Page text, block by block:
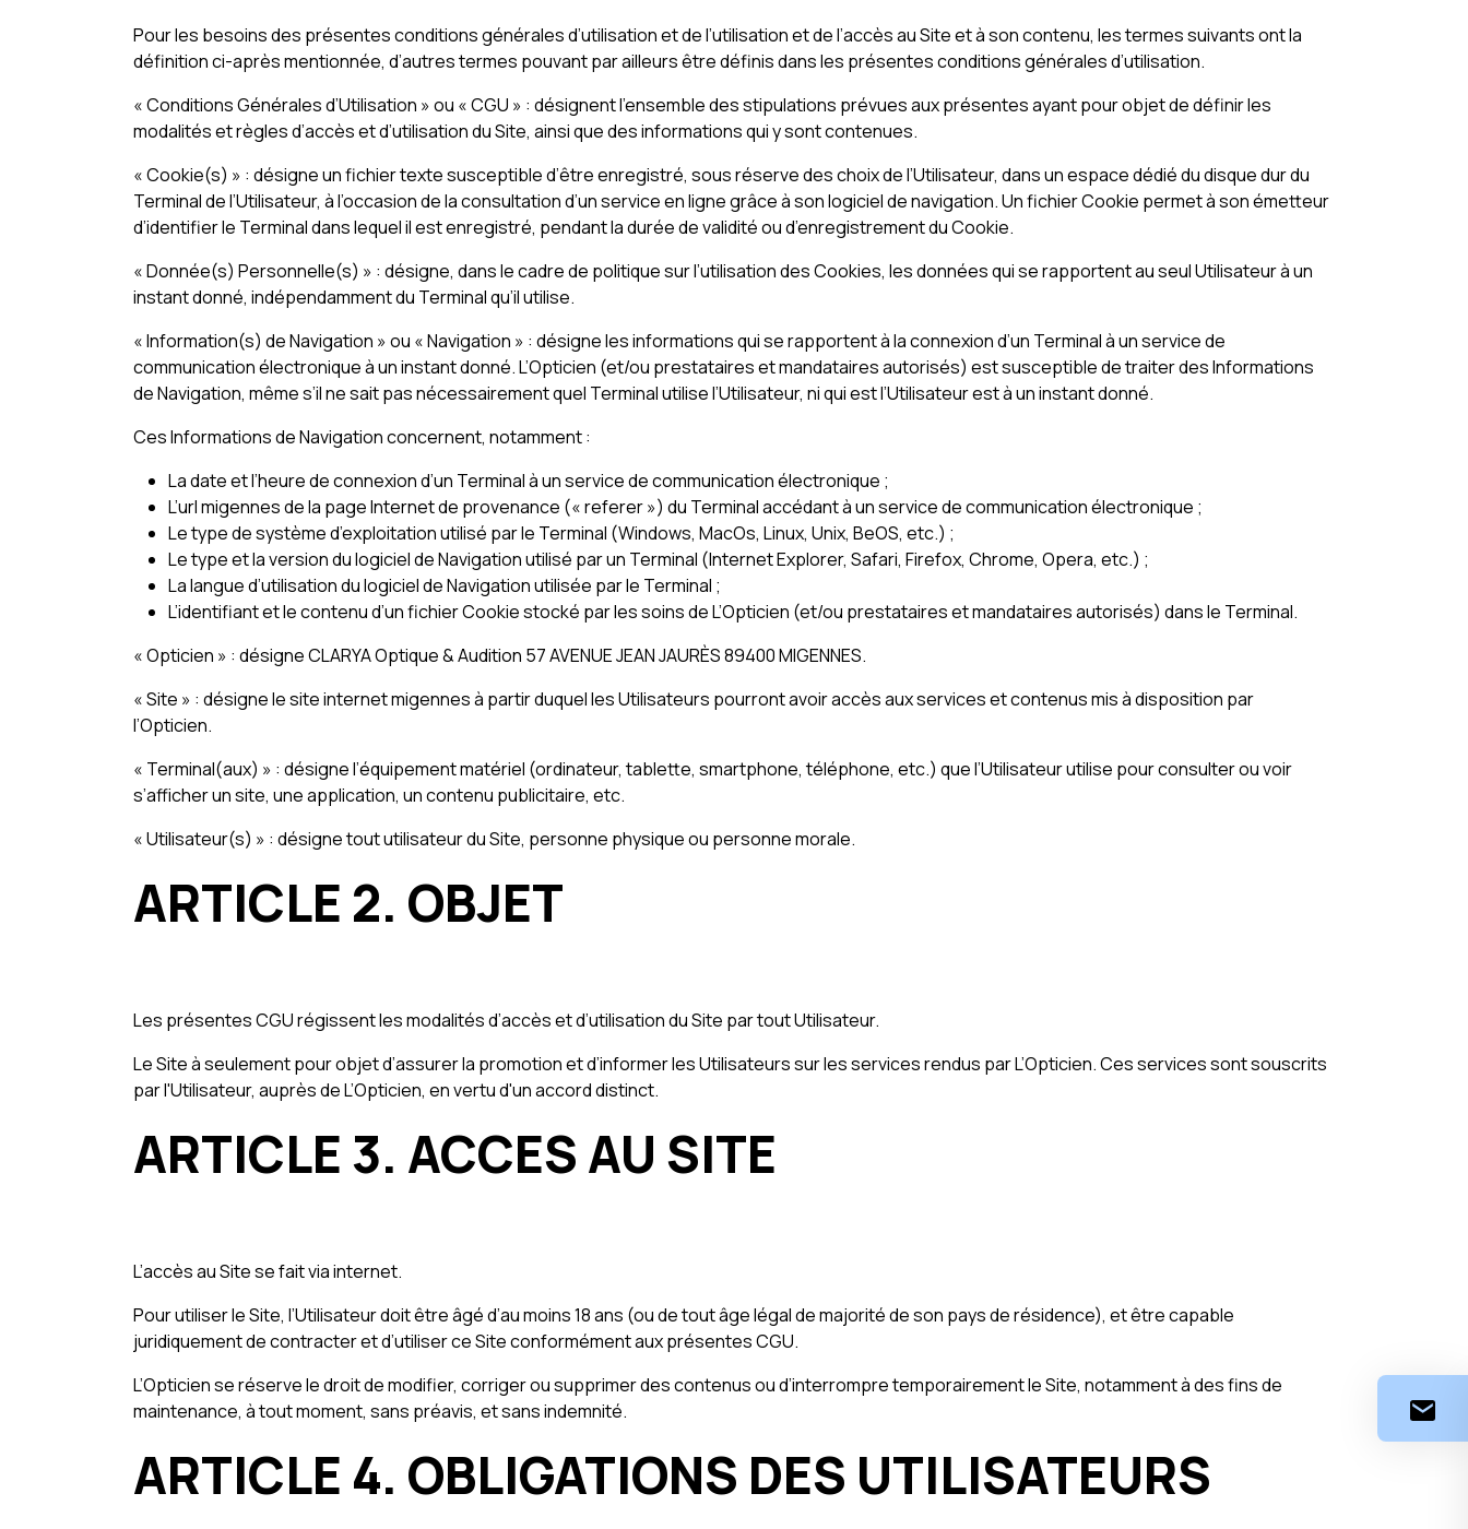
Pour les besoins des présentes conditions générales d’utilisation et de l’utilisation et de l’accès au Site et à son contenu, les termes suivants ont la
définition ci-après mentionnée, d’autres termes pouvant par ailleurs être définis dans les présentes conditions générales d’utilisation.
« Conditions Générales d’Utilisation » ou « CGU » : désignent l’ensemble des stipulations prévues aux présentes ayant pour objet de définir les
modalités et règles d’accès et d’utilisation du Site, ainsi que des informations qui y sont contenues.
« Cookie(s) » : désigne un fichier texte susceptible d’être enregistré, sous réserve des choix de l’Utilisateur, dans un espace dédié du disque dur du
Terminal de l’Utilisateur, à l’occasion de la consultation d’un service en ligne grâce à son logiciel de navigation. Un fichier Cookie permet à son émetteur
d’identifier le Terminal dans lequel il est enregistré, pendant la durée de validité ou d’enregistrement du Cookie.
« Donnée(s) Personnelle(s) » : désigne, dans le cadre de politique sur l’utilisation des Cookies, les données qui se rapportent au seul Utilisateur à un
instant donné, indépendamment du Terminal qu’il utilise.
« Information(s) de Navigation » ou « Navigation » : désigne les informations qui se rapportent à la connexion d’un Terminal à un service de
communication électronique à un instant donné. L’Opticien (et/ou prestataires et mandataires autorisés) est susceptible de traiter des Informations
de Navigation, même s’il ne sait pas nécessairement quel Terminal utilise l’Utilisateur, ni qui est l’Utilisateur est à un instant donné.
Ces Informations de Navigation concernent, notamment :
La date et l’heure de connexion d’un Terminal à un service de communication électronique ;
L’url migennes de la page Internet de provenance (« referer ») du Terminal accédant à un service de communication électronique ;
Le type de système d’exploitation utilisé par le Terminal (Windows, MacOs, Linux, Unix, BeOS, etc.) ;
Le type et la version du logiciel de Navigation utilisé par un Terminal (Internet Explorer, Safari, Firefox, Chrome, Opera, etc.) ;
La langue d’utilisation du logiciel de Navigation utilisée par le Terminal ;
L’identifiant et le contenu d’un fichier Cookie stocké par les soins de L’Opticien (et/ou prestataires et mandataires autorisés) dans le Terminal.
« Opticien » : désigne CLARYA Optique & Audition 57 AVENUE JEAN JAURÈS 89400 MIGENNES.
« Site » : désigne le site internet migennes à partir duquel les Utilisateurs pourront avoir accès aux services et contenus mis à disposition par
l’Opticien.
« Terminal(aux) » : désigne l’équipement matériel (ordinateur, tablette, smartphone, téléphone, etc.) que l’Utilisateur utilise pour consulter ou voir
s’afficher un site, une application, un contenu publicitaire, etc.
« Utilisateur(s) » : désigne tout utilisateur du Site, personne physique ou personne morale.
ARTICLE 2. OBJET
Les présentes CGU régissent les modalités d’accès et d’utilisation du Site par tout Utilisateur.
Le Site à seulement pour objet d’assurer la promotion et d’informer les Utilisateurs sur les services rendus par L’Opticien. Ces services sont souscrits
par l'Utilisateur, auprès de L’Opticien, en vertu d'un accord distinct.
ARTICLE 3. ACCES AU SITE
L’accès au Site se fait via internet.
Pour utiliser le Site, l’Utilisateur doit être âgé d’au moins 18 ans (ou de tout âge légal de majorité de son pays de résidence), et être capable
juridiquement de contracter et d’utiliser ce Site conformément aux présentes CGU.
L’Opticien se réserve le droit de modifier, corriger ou supprimer des contenus ou d’interrompre temporairement le Site, notamment à des fins de
maintenance, à tout moment, sans préavis, et sans indemnité.
ARTICLE 4. OBLIGATIONS DES UTILISATEURS